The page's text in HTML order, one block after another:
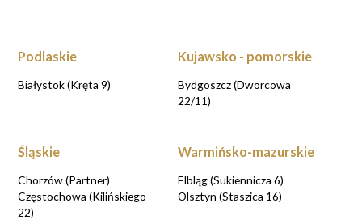
Podlaskie
Białystok (Kręta 9)
Kujawsko - pomorskie
Bydgoszcz (Dworcowa
22/11)
Śląskie
Chorzów (Partner)
Częstochowa (Kilińskiego
22)
Warmińsko-mazurskie
Elbląg (Sukiennicza 6)
Olsztyn (Staszica 16)